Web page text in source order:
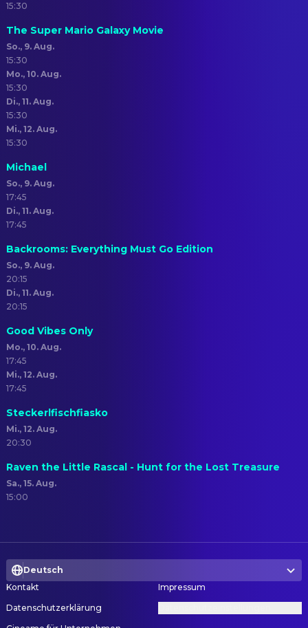
15:30
The Super Mario Galaxy Movie
So., 9. Aug.
15:30
Mo., 10. Aug.
15:30
Di., 11. Aug.
15:30
Mi., 12. Aug.
15:30
Michael
So., 9. Aug.
17:45
Di., 11. Aug.
17:45
Backrooms: Everything Must Go Edition
So., 9. Aug.
20:15
Di., 11. Aug.
20:15
Good Vibes Only
Mo., 10. Aug.
17:45
Mi., 12. Aug.
17:45
Steckerlfischfiasko
Mi., 12. Aug.
20:30
Raven the Little Rascal - Hunt for the Lost Treasure
Sa., 15. Aug.
15:00
Deutsch
Kontakt
Impressum
Datenschutzerklärung